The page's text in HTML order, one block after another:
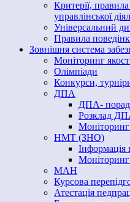
Критерії,
управлінської
Універсальний
Правила
Зовнішня система
Моніторинг
Олімпіади
Конкурси,
ДПА
ДПА-
Розклад
Моніторинг
НМТ (ЗНО)
МАН
Курсова
Атестація